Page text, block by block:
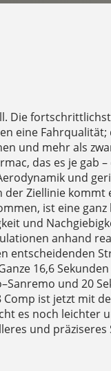
Die
eine Fahrqualität;
und mehr als
das es je gab –
und
der Ziellinie kommt
ist eine
und
anhand
entscheidenden
16,6
und 20
Comp ist jetzt mit
es noch leichter
und präziseres